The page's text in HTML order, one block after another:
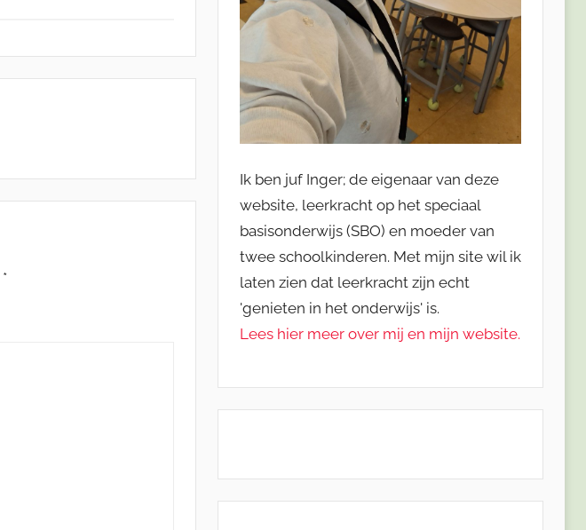
*
Ik ben juf Inger; de eigenaar van deze
website, leerkracht op het speciaal
basisonderwijs (SBO) en moeder van
twee schoolkinderen. Met mijn site wil ik
laten zien dat leerkracht zijn echt
'genieten in het onderwijs' is.
Lees hier meer over mij en mijn website.